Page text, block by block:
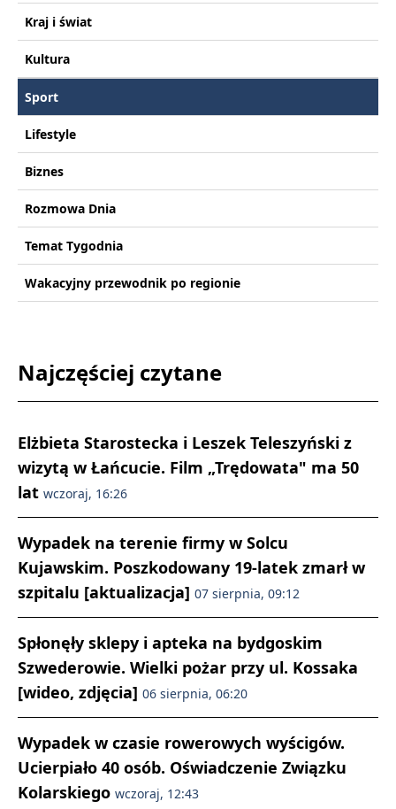
Kraj i świat
Kultura
Sport
Lifestyle
Biznes
Rozmowa Dnia
Temat Tygodnia
Wakacyjny przewodnik po regionie
Najczęściej czytane
Elżbieta Starostecka i Leszek Teleszyński z
wizytą w Łańcucie. Film „Trędowata" ma 50
lat wczoraj, 16:26
Wypadek na terenie firmy w Solcu
Kujawskim. Poszkodowany 19-latek zmarł w
szpitalu [aktualizacja] 07 sierpnia, 09:12
Spłonęły sklepy i apteka na bydgoskim
Szwederowie. Wielki pożar przy ul. Kossaka
[wideo, zdjęcia] 06 sierpnia, 06:20
Wypadek w czasie rowerowych wyścigów.
Ucierpiało 40 osób. Oświadczenie Związku
Kolarskiego wczoraj, 12:43